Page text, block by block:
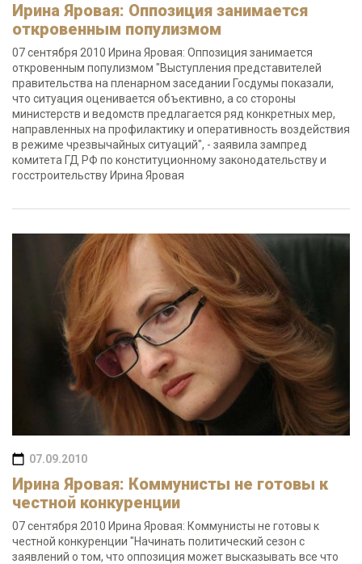
Ирина Яровая: Оппозиция занимается
откровенным популизмом
07 сентября 2010 Ирина Яровая: Оппозиция занимается
откровенным популизмом "Выступления представителей
правительства на пленарном заседании Госдумы показали,
что ситуация оценивается объективно, а со стороны
министерств и ведомств предлагается ряд конкретных мер,
направленных на профилактику и оперативность воздействия
в режиме чрезвычайных ситуаций", - заявила зампред
комитета ГД РФ по конституционному законодательству и
госстроительству Ирина Яровая
07.09.2010
Ирина Яровая: Коммунисты не готовы к
честной конкуренции
07 сентября 2010 Ирина Яровая: Коммунисты не готовы к
честной конкуренции "Начинать политический сезон с
заявлений о том, что оппозиция может высказывать все что